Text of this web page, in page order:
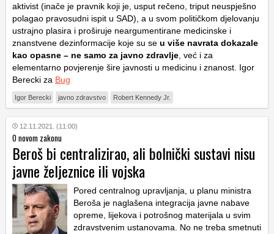
aktivist (inače je pravnik koji je, usput rečeno, triput neuspješno
polagao pravosudni ispit u SAD), a u svom političkom djelovanju
ustrajno plasira i proširuje neargumentirane medicinske i
znanstvene dezinformacije koje su se u više navrata dokazale
kao opasne – ne samo za javno zdravlje , već i za
elementarno povjerenje šire javnosti u medicinu i znanost. Igor
Berecki za Bug
Igor Berecki javno zdravstvo Robert Kennedy Jr.
12.11.2021. (11:00)
O novom zakonu
Beroš bi centralizirao, ali bolnički sustavi nisu
javne željeznice ili vojska
Pored centralnog upravljanja, u planu ministra
Beroša je naglašena integracija javne nabave
opreme, lijekova i potrošnog materijala u svim
zdravstvenim ustanovama. No ne treba smetnuti